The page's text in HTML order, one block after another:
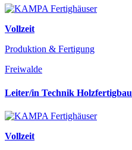
Vollzeit
Produktion & Fertigung
Freiwalde
Leiter/in Technik Holzfertigbau
Vollzeit